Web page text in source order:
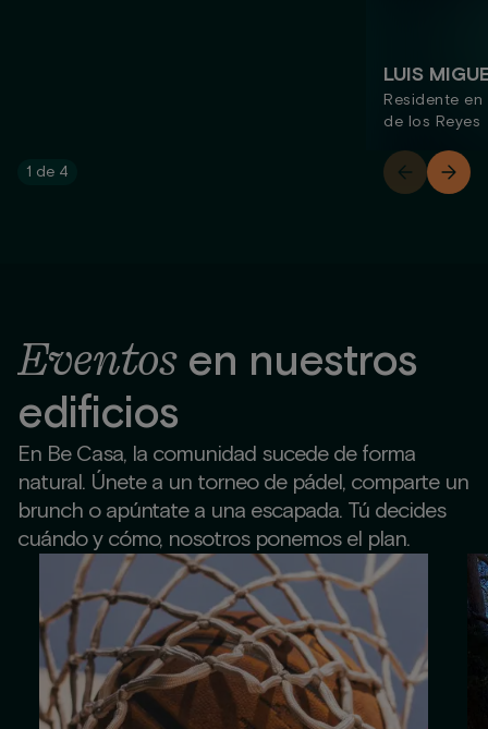
LUIS
Residente
de los Reyes
1 de 4
Eventosen nuestros
edificios
En Be Casa, la comunidad sucede de forma
natural. Únete a un torneo de pádel, comparte un
brunch o apúntate a una escapada. Tú decides
cuándo y cómo, nosotros ponemos el plan.